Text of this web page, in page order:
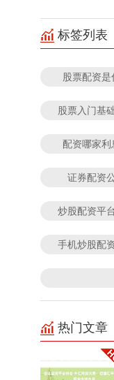
标签列表
股票配资是
股票入门基
配资哪家利
证券配资
炒股配资平
手机炒股配
热门文章